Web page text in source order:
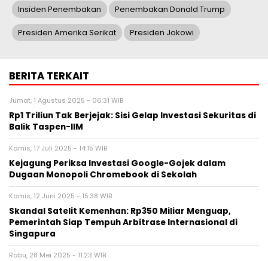
Insiden Penembakan Penembakan Donald Trump
Presiden Amerika Serikat Presiden Jokowi
BERITA TERKAIT
Jumat, 1 Agustus 2025 - 06:31 WIB
Rp1 Triliun Tak Berjejak: Sisi Gelap Investasi Sekuritas di
Balik Taspen-IIM
Kamis, 17 Juli 2025 - 14:15 WIB
Kejagung Periksa Investasi Google-Gojek dalam
Dugaan Monopoli Chromebook di Sekolah
Kamis, 12 Juni 2025 - 15:38 WIB
Skandal Satelit Kemenhan: Rp350 Miliar Menguap,
Pemerintah Siap Tempuh Arbitrase Internasional di
Singapura
Rabu, 28 Mei 2025 - 11:23 WIB